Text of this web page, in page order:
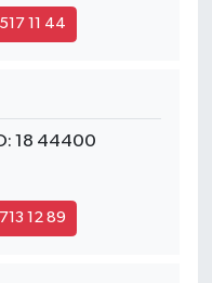
11 44
18 44400
12 89